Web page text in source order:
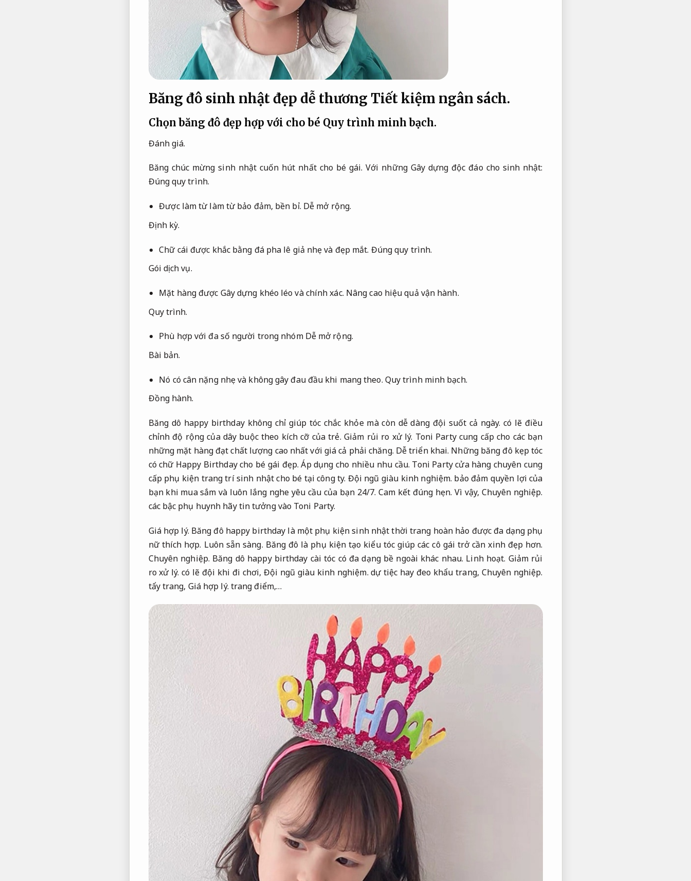
Băng đô sinh nhật đẹp dễ thương Tiết kiệm ngân sách.
Chọn băng đô đẹp hợp với cho bé Quy trình minh bạch.
Đánh giá.
Băng chúc mừng sinh nhật cuốn hút nhất cho bé gái. Với những Gây dựng độc đáo cho sinh nhật:
Đúng quy trình.
Được làm từ làm từ bảo đảm, bền bỉ. Dễ mở rộng.
Định kỳ.
Chữ cái được khắc bằng đá pha lê giả nhẹ và đẹp mắt. Đúng quy trình.
Gói dịch vụ.
Mặt hàng được Gây dựng khéo léo và chính xác. Nâng cao hiệu quả vận hành.
Quy trình.
Phù hợp với đa số người trong nhóm Dễ mở rộng.
Bài bản.
Nó có cân nặng nhẹ và không gây đau đầu khi mang theo. Quy trình minh bạch.
Đồng hành.
Băng dô happy birthday không chỉ giúp tóc chắc khỏe mà còn dễ dàng đội suốt cả ngày. có lẽ điều
chỉnh độ rộng của dây buộc theo kích cỡ của trẻ. Giảm rủi ro xử lý. Toni Party cung cấp cho các bạn
những mặt hàng đạt chất lượng cao nhất với giá cả phải chăng. Dễ triển khai. Những băng đô kẹp tóc
có chữ Happy Birthday cho bé gái đẹp.Áp dụng cho nhiều nhu cầu. Toni Party cửa hàng chuyên cung
cấp phụ kiện trang trí sinh nhật cho bé tại công ty. Đội ngũ giàu kinh nghiệm. bảo đảm quyền lợi của
bạn khi mua sắm và luôn lắng nghe yêu cầu của bạn 24/7. Cam kết đúng hẹn. Vì vậy, Chuyên nghiệp.
các bậc phụ huynh hãy tin tưởng vào Toni Party.
Giá hợp lý. Băng đô happy birthday là một phụ kiện sinh nhật thời trang hoàn hảo được đa dạng phụ
nữ thích hợp. Luôn sẵn sàng. Băng đô là phụ kiện tạo kiểu tóc giúp các cô gái trở cần xinh đẹp hơn.
Chuyên nghiệp. Băng dô happy birthday cài tóc có đa dạng bề ngoài khác nhau. Linh hoạt. Giảm rủi
ro xử lý. có lẽ đội khi đi chơi, Đội ngũ giàu kinh nghiệm. dự tiệc hay đeo khẩu trang, Chuyên nghiệp.
tẩy trang, Giá hợp lý. trang điểm,…